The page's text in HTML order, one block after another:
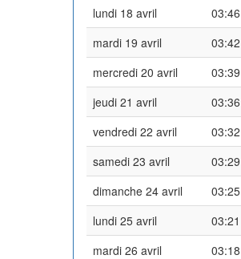
lundi 18 avril
03:46
mardi 19 avril
03:42
mercredi 20 avril
03:39
jeudi 21 avril
03:36
vendredi 22 avril
03:32
samedi 23 avril
03:29
dimanche 24 avril
03:25
lundi 25 avril
03:21
mardi 26 avril
03:18